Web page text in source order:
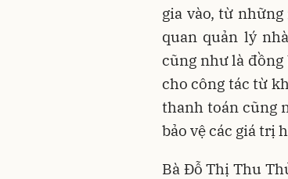
gia vào, từ
quan quản lý
cũng như là đồng
cho công tác từ
thanh toán cũng
bảo vệ các giá trị
Bà Đỗ Thị Thu